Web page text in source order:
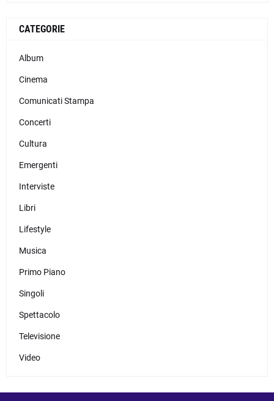
CATEGORIE
Album
Cinema
Comunicati Stampa
Concerti
Cultura
Emergenti
Interviste
Libri
Lifestyle
Musica
Primo Piano
Singoli
Spettacolo
Televisione
Video